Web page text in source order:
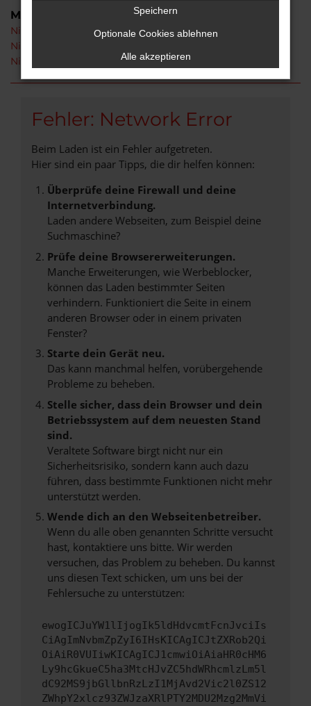
Modelle
Nissan Juke Gebrauchtwagen Friedberg
Nissan Qashqai Gebrauchtwagen Friedberg
Nissan X-Trail Gebrauchtwagen Friedberg
Fehler: Network Error
Beim Laden ist ein Fehler aufgetreten.
Hier sind ein paar Tipps, die dir helfen können:
Überprüfe deine Firewall und deine
Internetverbindung.
Laden andere Webseiten, zum Beispiel deine
Suchmaschine?
Prüfe deine Browsererweiterungen.
Manche Erweiterungen, wie Werbeblocker,
können das Laden bestimmter Seiten
verhindern. Funktioniert die Seite in einem
anderen Browser oder in einem privaten
Fenster?
Starte dein Gerät neu.
Das kann manchmal helfen, vorübergehende
Probleme zu beheben.
Stelle sicher, dass dein Browser und dein
Betriebssystem auf dem neuesten Stand
sind.
Veraltete Software birgt nicht nur ein
Sicherheitsrisiko, sondern kann auch dazu
führen, dass bestimmte Funktionen nicht mehr
unterstützt werden.
Wende dich an den Webseitenbetreiber.
Wenn du alle oben genannten Schritte versucht
hast, kontaktiere uns bitte. Wir werden
versuchen, das Problem zu beheben. Du kannst
uns diesen Text schicken, um uns bei der
Fehlersuche zu unterstützen:
ewogICJuYW1lIjogIk5ldHdvcmtFcnJvciIs
CiAgImNvbmZpZyI6IHsKICAgICJtZXRob2Qi
OiAiR0VUIiwKICAgICJ1cmwiOiAiaHR0cHM6
Ly9hcGkueC5ha3MtcHJvZC5hdWRhcmlzLm5l
dC92MS9jbGllbnRzLzI1MjAvd2Vic2l0ZS12
ZWhpY2xlcz93ZWJzaXRlPTY2MDU2Mzg2MmVi
Speichern
Optionale Cookies ablehnen
Alle akzeptieren